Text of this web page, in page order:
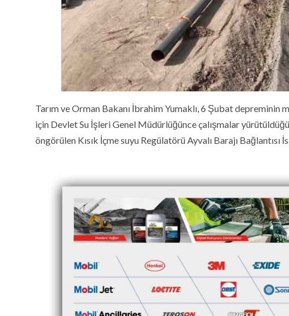
Tarım ve Orman Bakanı İbrahim Yumaklı, 6 Şubat depreminin
için Devlet Su İşleri Genel Müdürlüğünce çalışmalar
öngörülen Kısık İçme suyu Regülatörü Ayvalı Barajı